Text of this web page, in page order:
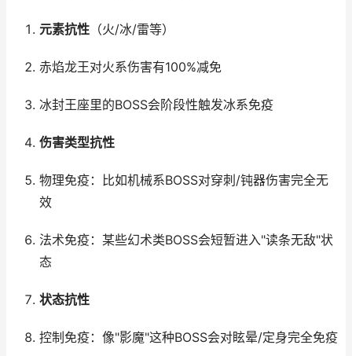
元素抗性（火/冰/雷等）
赤焰龙王对火系伤害有100%减免
冰封王座里的BOSS会阶段性触发冰系免疫
伤害类型抗性
物理免疫：比如机械系BOSS对穿刺/钝器伤害完全无
效
法术免疫：某些幻术类BOSS会短暂进入"读条无敌"状
态
状态抗性
控制免疫：像"影魔"这种BOSS会对眩晕/定身完全免疫